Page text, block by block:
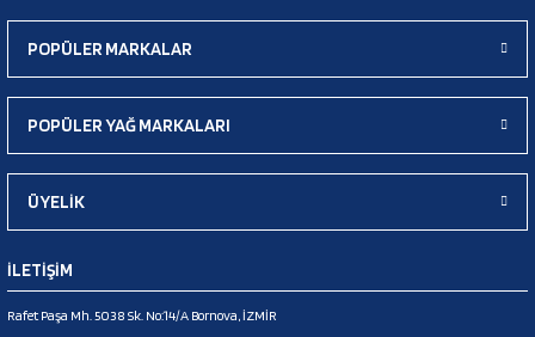
POPÜLER MARKALAR
POPÜLER YAĞ MARKALARI
ÜYELİK
İLETİŞİM
Rafet Paşa Mh. 5038 Sk. No:14/A Bornova, İZMİR